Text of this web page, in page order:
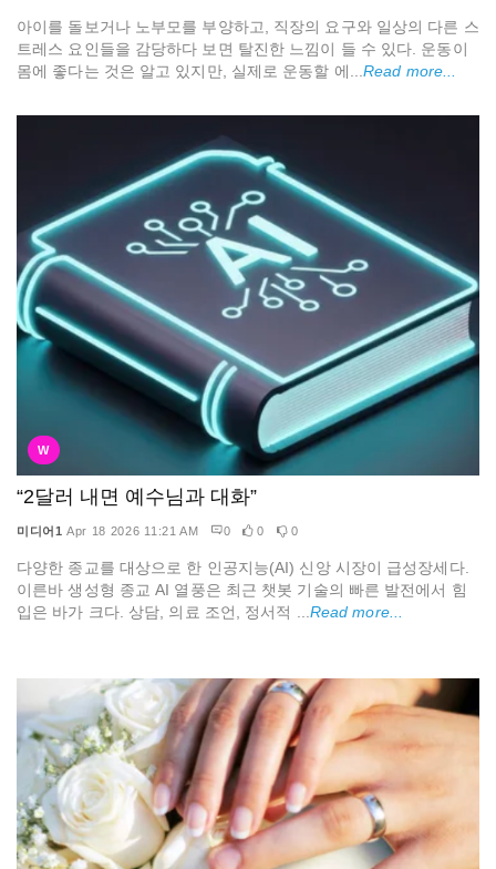
아이를 돌보거나 노부모를 부양하고, 직장의 요구와 일상의 다른 스
트레스 요인들을 감당하다 보면 탈진한 느낌이 들 수 있다. 운동이
몸에 좋다는 것은 알고 있지만, 실제로 운동할 에... Read more...
W
“2달러 내면 예수님과 대화”
미디어1 Apr 18 2026 11:21 AM 0 0 0
다양한 종교를 대상으로 한 인공지능(AI) 신앙 시장이 급성장세다.
이른바 생성형 종교 AI 열풍은 최근 챗봇 기술의 빠른 발전에서 힘
입은 바가 크다. 상담, 의료 조언, 정서적 ... Read more...